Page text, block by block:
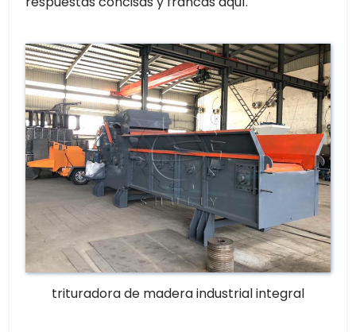
trituradora de madera industrial integral